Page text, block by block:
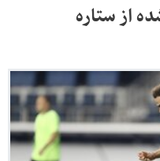
از ستاره